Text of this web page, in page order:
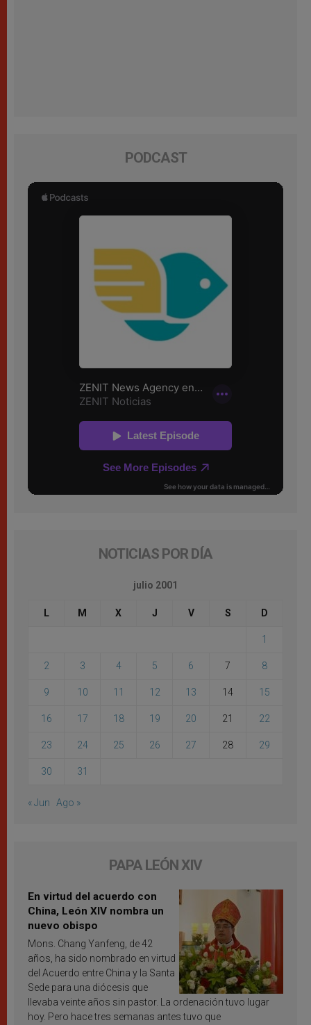
PODCAST
NOTICIAS POR DÍA
julio 2001
L M X J V S D
1
2 3 4 5 6 7 8
9 10 11 12 13 14 15
16 17 18 19 20 21 22
23 24 25 26 27 28 29
30 31
« Jun Ago »
PAPA LEÓN XIV
En virtud del acuerdo con
China, León XIV nombra un
nuevo obispo
Mons. Chang Yanfeng, de 42
años, ha sido nombrado en virtud
del Acuerdo entre China y la Santa
Sede para una diócesis que
llevaba veinte años sin pastor. La ordenación tuvo lugar
hoy. Pero hace tres semanas antes tuvo que